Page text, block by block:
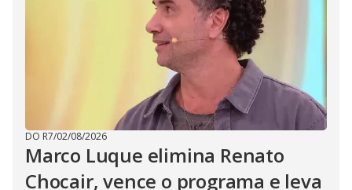
DO R7/02/08/2026
Marco Luque elimina Renato
Chocair, vence o programa e leva